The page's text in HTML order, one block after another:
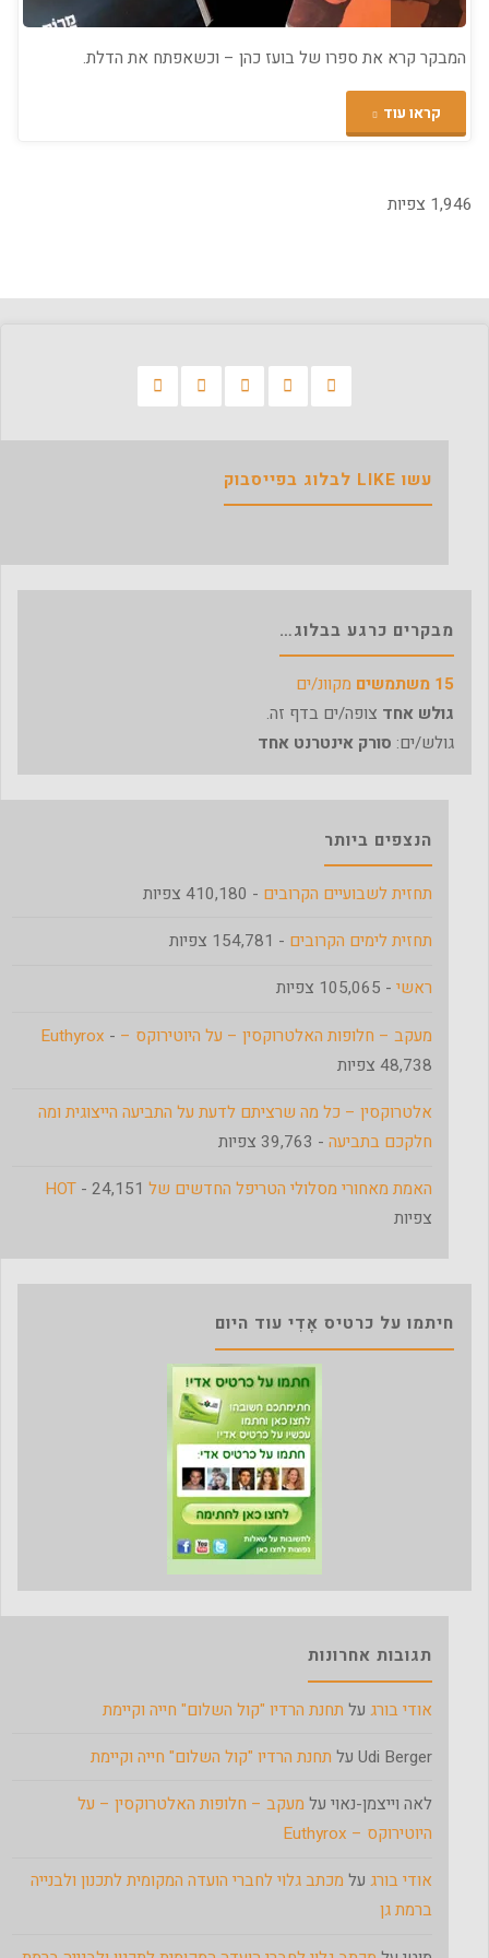
המבקר קרא את ספרו של בועז כהן – וכשאפתח את הדלת.
קראו עוד
ביקורת
1,946 צפיות
עשו LIKE לבלוג בפייסבוק
מבקרים כרגע בבלוג…
15 משתמשים
מקוונ/ים
גולש אחד צופה/ים בדף זה.
גולש/ים: סורק אינטרנט אחד
הנצפים ביותר
תחזית לשבועיים הקרובים - 410,180 צפיות
תחזית לימים הקרובים - 154,781 צפיות
ראשי - 105,065 צפיות
מעקב – חלופות האלטרוקסין – על היוטירוקס – Euthyrox -
48,738 צפיות
אלטרוקסין – כל מה שרציתם לדעת על התביעה הייצוגית ומה
חלקכם בתביעה - 39,763 צפיות
האמת מאחורי מסלולי הטריפל החדשים של HOT - 24,151
צפיות
חיתמו על כרטיס אָדִי עוד היום
תגובות אחרונות
אודי בורג על תחנת הרדיו "קול השלום" חייה וקיימת
Udi Berger על תחנת הרדיו "קול השלום" חייה וקיימת
לאה וייצמן-נאוי על מעקב – חלופות האלטרוקסין – על
היוטירוקס – Euthyrox
אודי בורג על מכתב גלוי לחברי הועדה המקומית לתכנון ולבנייה
ברמת גן